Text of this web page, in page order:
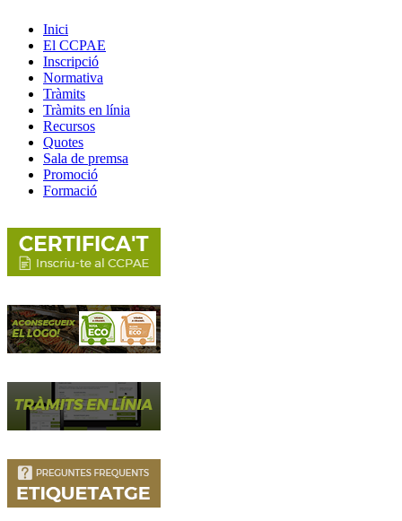
Inici
El CCPAE
Inscripció
Normativa
Tràmits
Tràmits en línia
Recursos
Quotes
Sala de premsa
Promoció
Formació